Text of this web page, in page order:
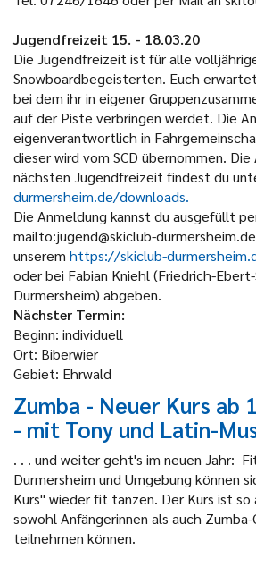
Jugendfreizeit 15. - 18.03.20
Die Jugendfreizeit ist für alle
Snowboardbegeisterten. Euch
bei dem ihr in eigener
auf der Piste verbringen werdet. Die
eigenverantwortlich in
dieser wird vom SCD übernommen.
nächsten Jugendfreizeit findest du
durmersheim.de/downloads.
Die Anmeldung kannst du ausgefüllt
mailto:jugend@skiclub-
unserem https://skiclub-
oder bei Fabian Kniehl (Friedrich-
Durmersheim) abgeben.
Nächster Termin:
Beginn: individuell
Ort: Biberwier
Gebiet: Ehrwald
Zumba - Neuer Kurs ab
- mit Tony und Latin-
. . . und weiter geht's im neuen Jahr:
Durmersheim und Umgebung können
Kurs" wieder fit tanzen. Der Kurs ist so
sowohl Anfängerinnen als auch
teilnehmen können.